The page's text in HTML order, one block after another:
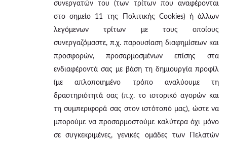
συνεργατών του (των τρίτων που αναφέρονται
στο σημείο 11 της Πολιτικής Cookies) ή άλλων
λεγόμενων τρίτων με τους οποίους
συνεργαζόμαστε, π.χ. παρουσίαση διαφημίσεων και
προσφορών, προσαρμοσμένων επίσης στα
ενδιαφέροντά σας με βάση τη δημιουργία προφίλ
(με απλοποιημένο τρόπο αναλύουμε τη
δραστηριότητά σας (π.χ. το ιστορικό αγορών και
τη συμπεριφορά σας στον ιστότοπό μας), ώστε να
μπορούμε να προσαρμοστούμε καλύτερα όχι μόνο
σε συγκεκριμένες, γενικές ομάδες των Πελατών